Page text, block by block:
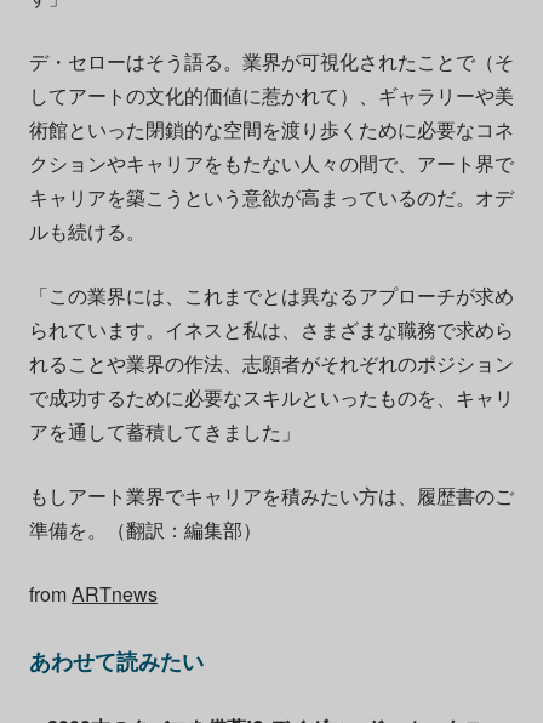
デ・セローはそう語る。業界が可視化されたことで（そ
してアートの文化的価値に惹かれて）、ギャラリーや美
術館といった閉鎖的な空間を渡り歩くために必要なコネ
クションやキャリアをもたない人々の間で、アート界で
キャリアを築こうという意欲が高まっているのだ。オデ
ルも続ける。
「この業界には、これまでとは異なるアプローチが求め
られています。イネスと私は、さまざまな職務で求めら
れることや業界の作法、志願者がそれぞれのポジション
で成功するために必要なスキルといったものを、キャリ
アを通して蓄積してきました」
もしアート業界でキャリアを積みたい方は、履歴書のご
準備を。（翻訳：編集部）
fromARTnews
あわせて読みたい